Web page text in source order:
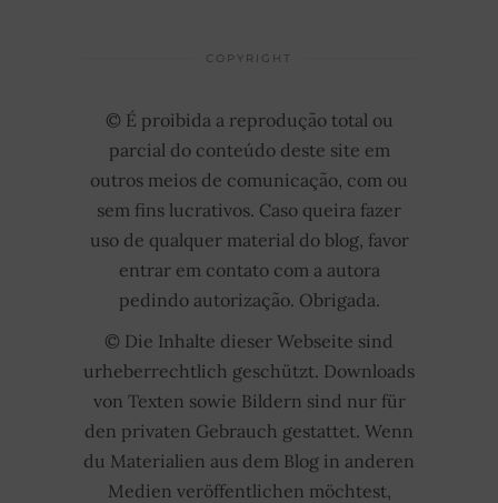
COPYRIGHT
© É proibida a reprodução total ou
parcial do conteúdo deste site em
outros meios de comunicação, com ou
sem fins lucrativos. Caso queira fazer
uso de qualquer material do blog, favor
entrar em contato com a autora
pedindo autorização. Obrigada.
© Die Inhalte dieser Webseite sind
urheberrechtlich geschützt. Downloads
von Texten sowie Bildern sind nur für
den privaten Gebrauch gestattet. Wenn
du Materialien aus dem Blog in anderen
Medien veröffentlichen möchtest,